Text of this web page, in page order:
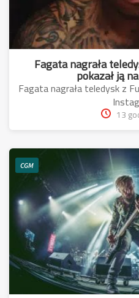
Fagata nagrała
pokazał ją
Fagata nagrała teledysk z
13
CGM